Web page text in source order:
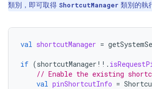
類別，即可取得 ShortcutManager 類別的執
val shortcutManager =
if (shortcutManager !! .
// Enable the existing
val pinShortcutInfo =